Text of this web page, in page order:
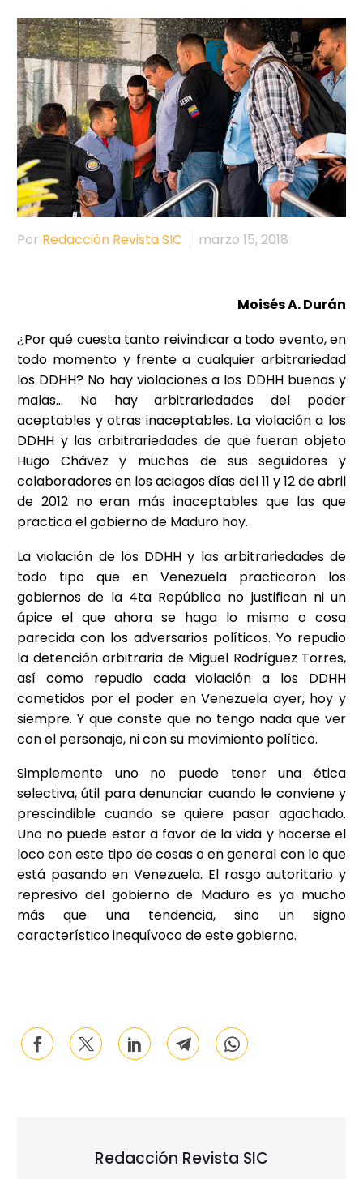
Por Redacción Revista SIC marzo 15, 2018
Moisés A. Durán
¿Por qué cuesta tanto reivindicar a todo evento, en
todo momento y frente a cualquier arbitrariedad
los DDHH? No hay violaciones a los DDHH buenas y
malas… No hay arbitrariedades del poder
aceptables y otras inaceptables. La violación a los
DDHH y las arbitrariedades de que fueran objeto
Hugo Chávez y muchos de sus seguidores y
colaboradores en los aciagos días del 11 y 12 de abril
de 2012 no eran más inaceptables que las que
practica el gobierno de Maduro hoy.
La violación de los DDHH y las arbitrariedades de
todo tipo que en Venezuela practicaron los
gobiernos de la 4ta República no justifican ni un
ápice el que ahora se haga lo mismo o cosa
parecida con los adversarios políticos. Yo repudio
la detención arbitraria de Miguel Rodríguez Torres,
así como repudio cada violación a los DDHH
cometidos por el poder en Venezuela ayer, hoy y
siempre. Y que conste que no tengo nada que ver
con el personaje, ni con su movimiento político.
Simplemente uno no puede tener una ética
selectiva, útil para denunciar cuando le conviene y
prescindible cuando se quiere pasar agachado.
Uno no puede estar a favor de la vida y hacerse el
loco con este tipo de cosas o en general con lo que
está pasando en Venezuela. El rasgo autoritario y
represivo del gobierno de Maduro es ya mucho
más que una tendencia, sino un signo
característico inequívoco de este gobierno.
Redacción Revista SIC